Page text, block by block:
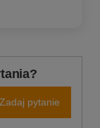
Zadaj pytanie